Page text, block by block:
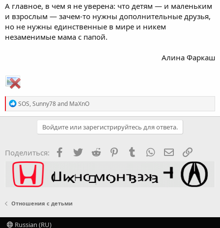
А главное, в чем я не уверена: что детям — и маленьким
и взрослым — зачем-то нужны дополнительные друзья,
но не нужны единственные в мире и никем
незаменимые мама с папой.
Алина Фаркаш
R
e
a
o
n
s
SOS,Sunny78and MaXnO
Войдите или зарегистрируйтесь для ответа.
Поделиться: Facebook
TwitterReddit PinterestTumblr WhatsApp Ссылка
Отношения с детьми
Russian (RU)